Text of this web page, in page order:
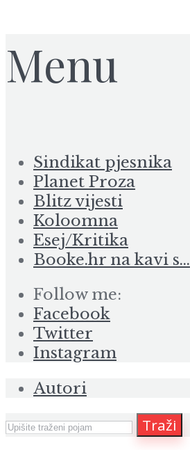
Menu
Sindikat pjesnika
Planet Proza
Blitz vijesti
Koloomna
Esej/Kritika
Booke.hr na kavi s…
Follow me:
Facebook
Twitter
Instagram
Autori
Traži